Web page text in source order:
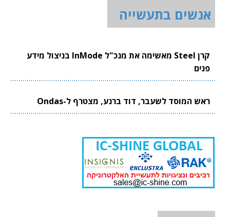
אנשים בתעשייה
קרן Steel מאשימה את מנכ"ל InMode בניצול מידע
פנים
ראש המוסד לשעבר, דוד ברנע, מצטרף ל-Ondas